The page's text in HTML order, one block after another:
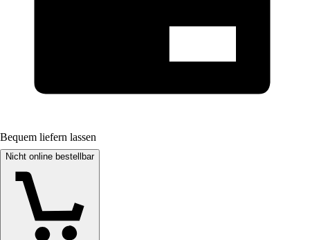
Bequem liefern lassen
Nicht online bestellbar